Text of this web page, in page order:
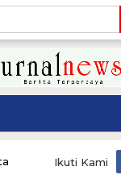
Ikuti Kami